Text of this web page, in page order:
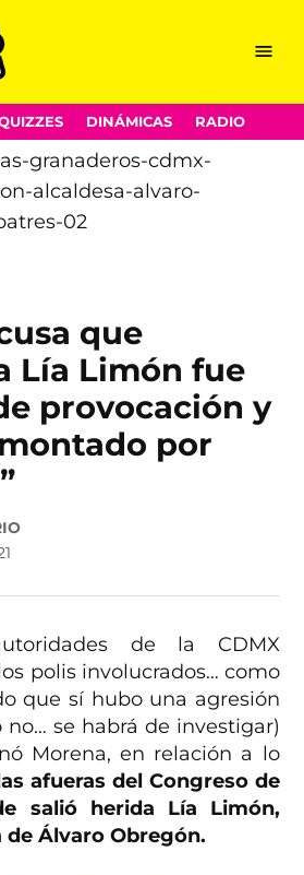
Menu
DINÁMICAS RADIO
que
Lía Limón fue
provocación y
por
de la CDMX
polis involucrados… como
que sí hubo una agresión
no… se habrá de investigar)
Morena, en relación a lo
afueras del Congreso de
salió herida Lía Limón,
de Álvaro Obregón.